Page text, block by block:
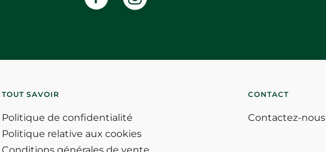
TOUT SAVOIR
Politique de confidentialité
Politique relative aux cookies
Conditions générales de vente
CONTACT
Contactez-nous